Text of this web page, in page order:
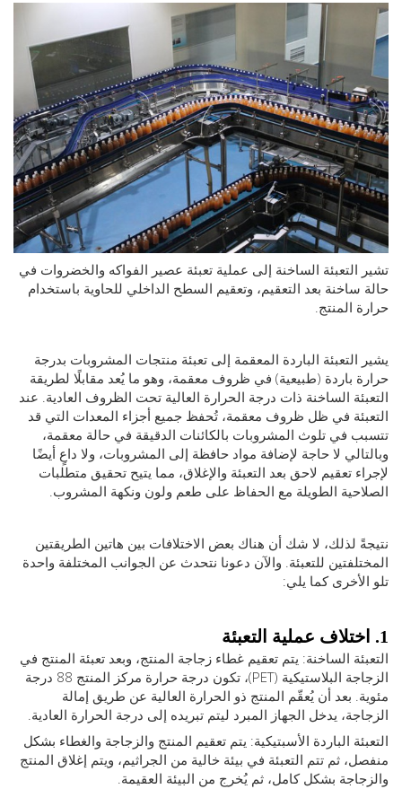
الساخنة إلى عملية تعبئة عصير الفواكه والخضروات في
بعد التعقيم، وتعقيم السطح الداخلي للحاوية باستخدام
المنتج.
الباردة المعقمة إلى تعبئة منتجات المشروبات بدرجة
باردة (طبيعية) في ظروف معقمة، وهو ما يُعد مقابلًا لطريقة
الساخنة ذات درجة الحرارة العالية تحت الظروف العادية. عند
في ظل ظروف معقمة، تُحفظ جميع أجزاء المعدات التي قد
في تلوث المشروبات بالكائنات الدقيقة في حالة معقمة،
لا حاجة لإضافة مواد حافظة إلى المشروبات، ولا داعٍ أيضًا
تعقيم لاحق بعد التعبئة والإغلاق، مما يتيح تحقيق متطلبات
الطويلة مع الحفاظ على طعم ولون ونكهة المشروب.
لذلك، لا شك أن هناك بعض الاختلافات بين هاتين الطريقتين
للتعبئة. والآن دعونا نتحدث عن الجوانب المختلفة واحدة
كما يلي:
الساخنة: يتم تعقيم غطاء زجاجة المنتج، وبعد تعبئة المنتج في
الزجاجة البلاستيكية (PET)، تكون درجة حرارة مركز المنتج 88 درجة
بعد أن يُعقّم المنتج ذو الحرارة العالية عن طريق إمالة
يدخل الجهاز المبرد ليتم تبريده إلى درجة الحرارة العادية.
الباردة الأسبتيكية: يتم تعقيم المنتج والزجاجة والغطاء بشكل
ثم تتم التعبئة في بيئة خالية من الجراثيم، ويتم إغلاق المنتج
بشكل كامل، ثم يُخرج من البيئة العقيمة.